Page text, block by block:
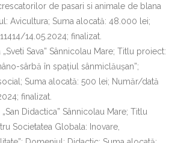
de pasari si animale de blana
Avicultura; Suma alocată: 48.000 lei;
14.05.2024; finalizat.
Sava” Sânnicolau Mare; Titlu proiect:
sârbă în spațiul sânmiclăușan”;
Suma alocată: 500 lei; Număr/dată
finalizat.
Didactica” Sânnicolau Mare; Titlu
Societatea Globala: Inovare,